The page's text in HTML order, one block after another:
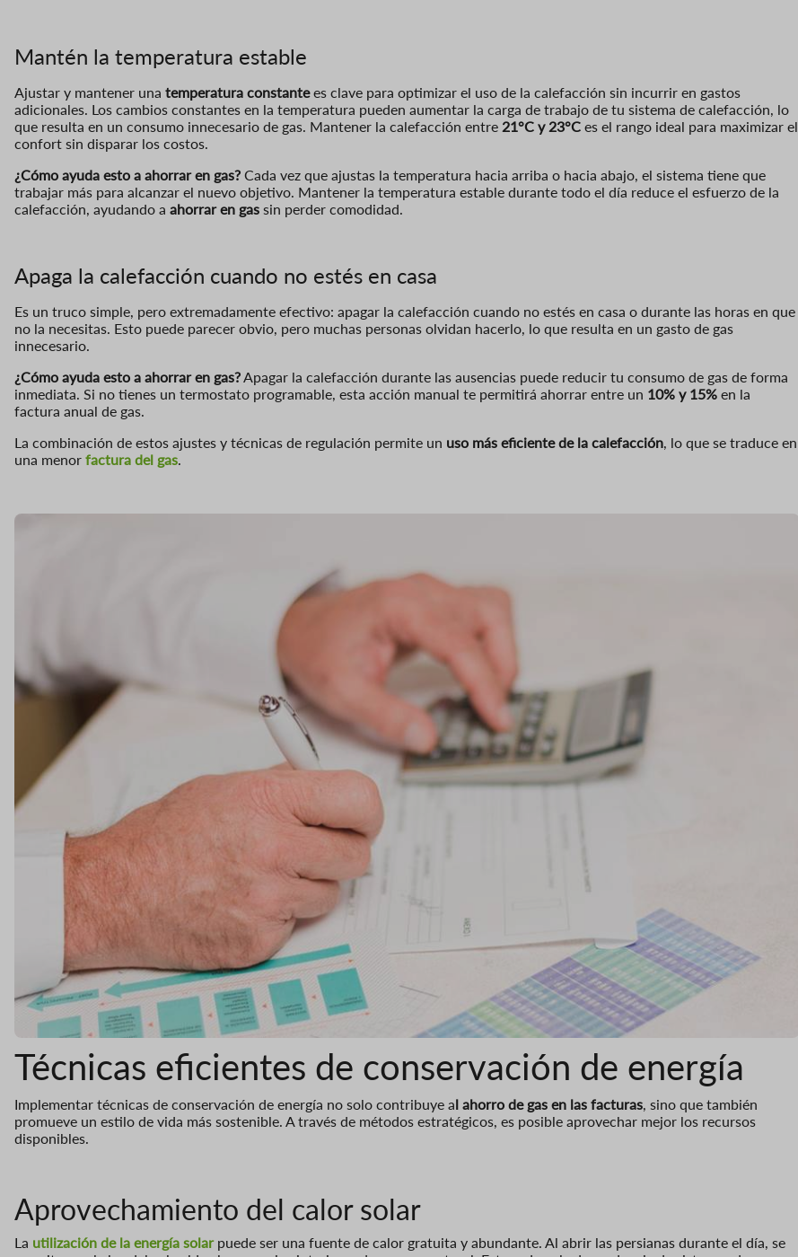
Mantén la temperatura estable
Ajustar y mantener una temperatura constantees clave para optimizar el uso de la calefacción sin incurrir en gastos
adicionales. Los cambios constantes en la temperatura pueden aumentar la carga de trabajo de tu sistema de calefacción, lo
que resulta en un consumo innecesario de gas. Mantener la calefacción entre 21°C y 23°C es el rango ideal para maximizar el
confort sin disparar los costos.
¿Cómo ayuda esto a ahorrar en gas? Cada vez que ajustas la temperatura hacia arriba o hacia abajo, el sistema tiene que
trabajar más para alcanzar el nuevo objetivo. Mantener la temperatura estable durante todo el día reduce el esfuerzo de la
calefacción, ayudando a ahorrar en gas sin perder comodidad.
Apaga la calefacción cuando no estés en casa
Es un truco simple, pero extremadamente efectivo: apagar la calefacción cuando no estés en casa o durante las horas en que
no la necesitas. Esto puede parecer obvio, pero muchas personas olvidan hacerlo, lo que resulta en un gasto de gas
innecesario.
¿Cómo ayuda esto a ahorrar en gas?Apagar la calefacción durante las ausencias puede reducir tu consumo de gas de forma
inmediata. Si no tienes un termostato programable, esta acción manual te permitirá ahorrar entre un 10% y 15% en la
factura anual de gas.
La combinación de estos ajustes y técnicas de regulación permite un uso más eficiente de la calefacción, lo que se traduce en
una menor factura del gas.
Técnicas eficientes de conservación de energía
Implementar técnicas de conservación de energía no solo contribuye al ahorro de gas en las facturas , sino que también
promueve un estilo de vida más sostenible. A través de métodos estratégicos, es posible aprovechar mejor los recursos
disponibles.
Aprovechamiento del calor solar
La utilización de la energía solar puede ser una fuente de calor gratuita y abundante. Al abrir las persianas durante el día, se